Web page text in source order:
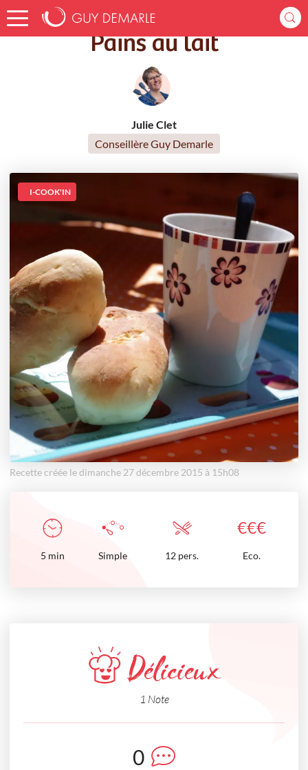
Accueil Recettes Pains au lait
Pains au lait
Julie Clet
Conseillère Guy Demarle
I-COOK'IN
Recette créée le dimanche 27 décembre 2015 à 15h08
€€€
5 min Simple 12 pers. Eco.
Délicieux
1 Note
0